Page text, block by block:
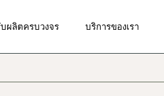
ผลิตครบวงจร บริการของเรา
แดด
ฝีปาก
บริการวิจัยและพัฒนาสู
สินค้า, โลโก้